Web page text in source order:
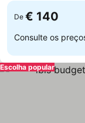
De € 140
Consulte os
Escolha popular